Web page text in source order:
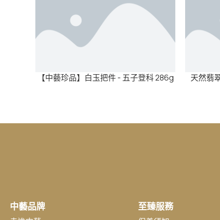
【中藝珍品】白玉把件 - 五子登科 286g 天然翡
中藝品牌 至臻服務